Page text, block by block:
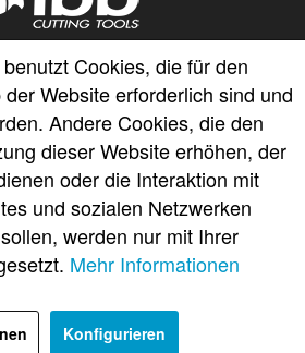
Cookies, die für den
Website erforderlich sind und
Andere Cookies, die den
dieser Website erhöhen, der
oder die Interaktion mit
und sozialen Netzwerken
werden nur mit Ihrer
Mehr Informationen
Konfigurieren